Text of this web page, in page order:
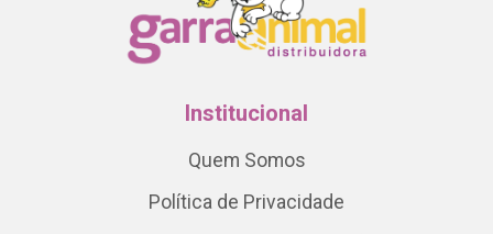
Institucional
Quem Somos
Política de Privacidade